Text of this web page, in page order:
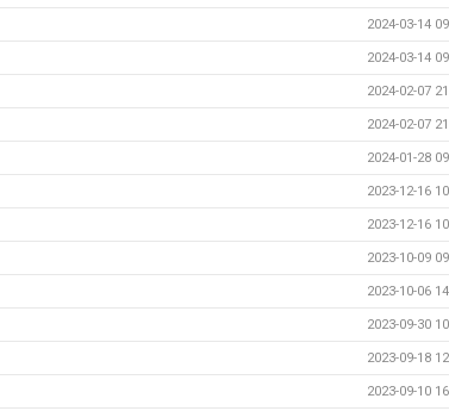
2024-03-14
2024-03-14
2024-02-07
2024-02-07
2024-01-28
2023-12-16
2023-12-16
2023-10-09
2023-10-06
2023-09-30
2023-09-18
2023-09-10